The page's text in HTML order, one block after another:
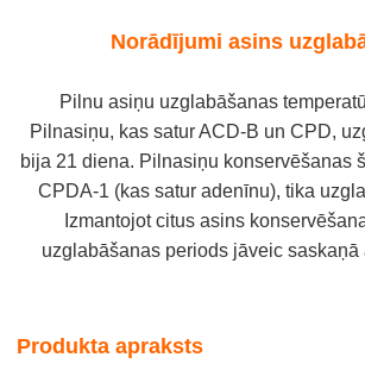
Norādījumi asins
Pilnu asiņu uzglabāšanas
Pilnasiņu, kas satur ACD-B un CPD,
bija 21 diena. Pilnasiņu konservēšanas
CPDA-1 (kas satur adenīnu), tika
Izmantojot citus asins
uzglabāšanas periods jāveic saskaņā
Produkta apraksts